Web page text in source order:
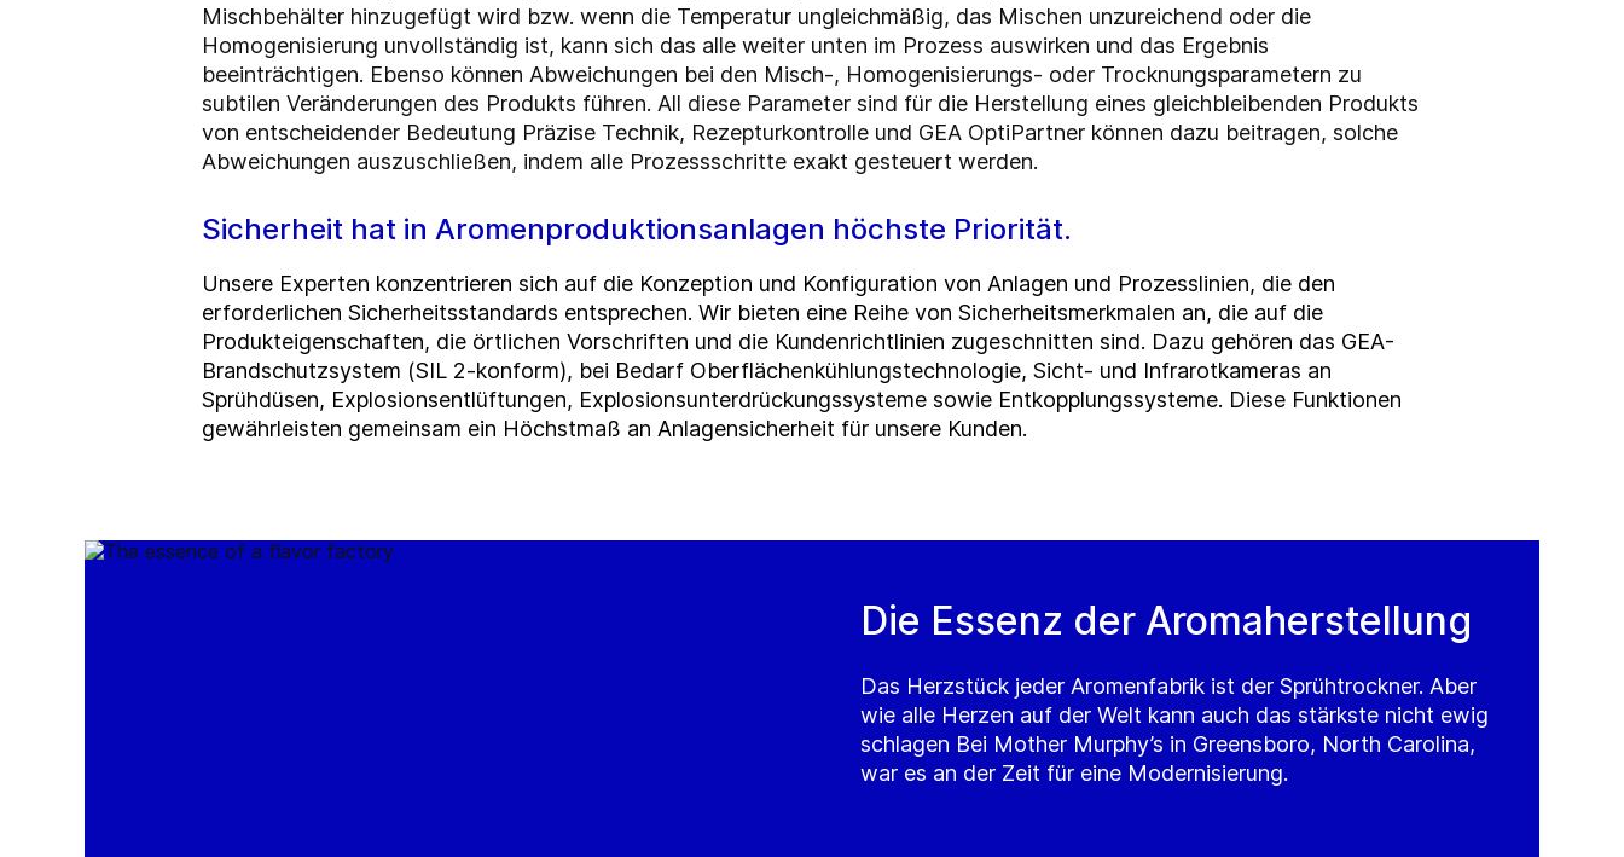
Mischbehälter hinzugefügt wird bzw. wenn die Temperatur ungleichmäßig, das Mischen unzureichend oder die
Homogenisierung unvollständig ist, kann sich das alle weiter unten im Prozess auswirken und das Ergebnis
beeinträchtigen. Ebenso können Abweichungen bei den Misch-, Homogenisierungs- oder Trocknungsparametern zu
subtilen Veränderungen des Produkts führen. All diese Parameter sind für die Herstellung eines gleichbleibenden Produkts
von entscheidender Bedeutung Präzise Technik, Rezepturkontrolle und GEA OptiPartner können dazu beitragen, solche
Abweichungen auszuschließen, indem alle Prozessschritte exakt gesteuert werden.
Sicherheit hat in Aromenproduktionsanlagen höchste Priorität.
Unsere Experten konzentrieren sich auf die Konzeption und Konfiguration von Anlagen und Prozesslinien, die den
erforderlichen Sicherheitsstandards entsprechen. Wir bieten eine Reihe von Sicherheitsmerkmalen an, die auf die
Produkteigenschaften, die örtlichen Vorschriften und die Kundenrichtlinien zugeschnitten sind. Dazu gehören das GEA-
Brandschutzsystem (SIL 2-konform), bei Bedarf Oberflächenkühlungstechnologie, Sicht- und Infrarotkameras an
Sprühdüsen, Explosionsentlüftungen, Explosionsunterdrückungssysteme sowie Entkopplungssysteme. Diese Funktionen
gewährleisten gemeinsam ein Höchstmaß an Anlagensicherheit für unsere Kunden.
Die Essenz der Aromaherstellung
Das Herzstück jeder Aromenfabrik ist der Sprühtrockner. Aber
wie alle Herzen auf der Welt kann auch das stärkste nicht ewig
schlagen Bei Mother Murphy’s in Greensboro, North Carolina,
war es an der Zeit für eine Modernisierung.